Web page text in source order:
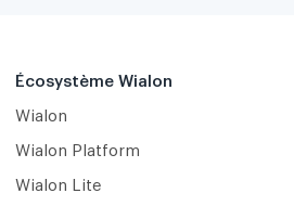
Écosystème Wialon
Wialon
Wialon Platform
Wialon Lite